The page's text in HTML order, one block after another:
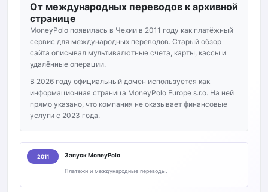
От международных переводов к архивной
странице
MoneyPolo появилась в Чехии в 2011 году как платёжный
сервис для международных переводов. Старый обзор
сайта описывал мультивалютные счета, карты, кассы и
удалённые операции.
В 2026 году официальный домен используется как
информационная страница MoneyPolo Europe s.r.o. На ней
прямо указано, что компания не оказывает финансовые
услуги с 2023 года.
2011 Запуск MoneyPolo
Платежи и международные переводы.